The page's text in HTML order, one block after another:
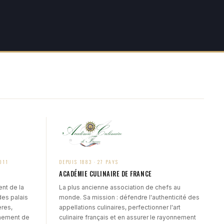
de la
palais
de
DEPUIS 1883 · 27 PAYS
ACADÉMIE CULINAIRE DE FRANCE
La plus ancienne association de chefs au
monde. Sa mission : défendre l'authenticité des
appellations culinaires, perfectionner l'art
culinaire français et en assurer le rayonnement